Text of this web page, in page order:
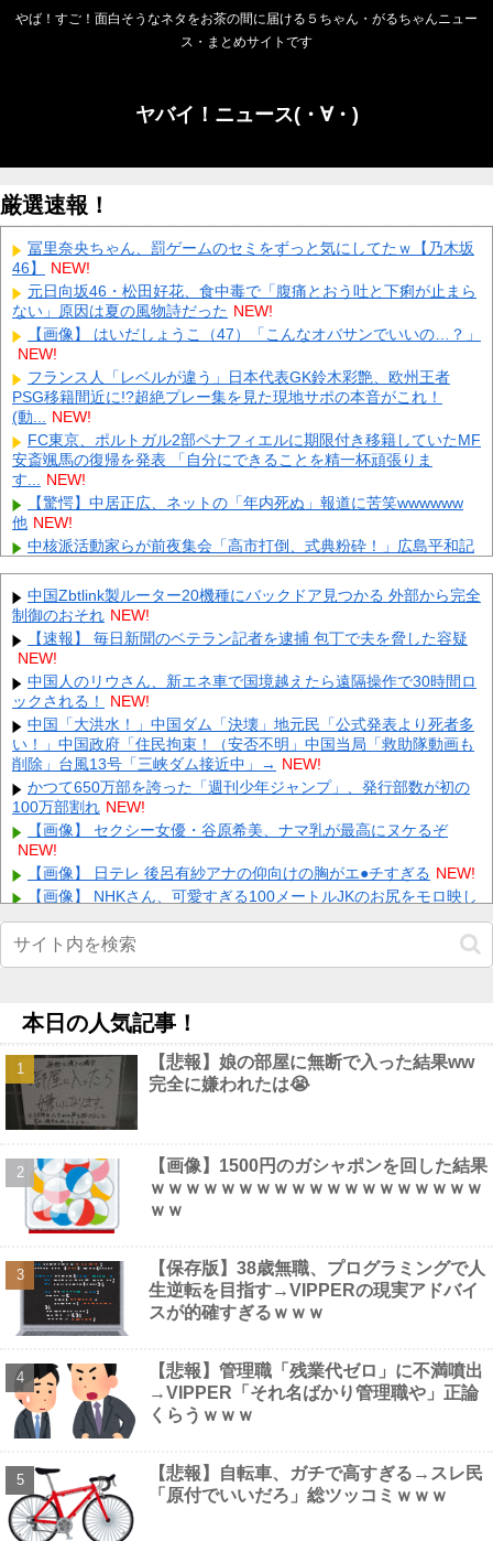
やば！すご！面白そうなネタをお茶の間に届ける５ちゃん・がるちゃんニュー
ス・まとめサイトです
ヤバイ！ニュース(・∀・)
厳選速報！
冨里奈央ちゃん、罰ゲームのセミをずっと気にしてたｗ【乃木坂
46】
NEW!
元日向坂46・松田好花、食中毒で「腹痛とおう吐と下痢が止まら
ない」原因は夏の風物詩だった NEW!
【画像】 はいだしょうこ（47）「こんなオバサンでいいの…？」
NEW!
フランス人「レベルが違う」日本代表GK鈴木彩艶、欧州王者
PSG移籍間近に!?超絶プレー集を見た現地サポの本音がこれ！
(動... NEW!
FC東京、ポルトガル2部ペナフィエルに期限付き移籍していたMF
安斎颯馬の復帰を発表 「自分にできることを精一杯頑張りま
す... NEW!
【驚愕】中居正広、ネットの「年内死ぬ」報道に苦笑wwwwww
他 NEW!
中核派活動家らが前夜集会「高市打倒、式典粉砕！」広島平和記
【にじ甲2026総括】怒涛の躍進が止まらない！宇佐美リト・不破
湊・フレン各監督が魅せる劇的ドラマと快進撃の記録を徹底プ
レ... NEW!
ドラクエのブーメランて複数の敵に当たって戻ってくるけど 他
NEW!
高市早苗さん、広島市長のスピーチで眠くなってしまう 他 NEW!
内田梨瑚受刑者「社会に戻りたいです」 NEW!
【画像】 福岡、こんなのが普通に走ってるｗｗｗｗｗｗｗｗｗｗ
ｗｗｗｗｗｗ NEW!
【衝撃】 イオンモール爆発事故、『とんでもない事実』が判明し
てしまう・・・・・・
【ＧＪ】 クラスに迷惑な池沼がいた。リーダー格のＡ「なんで支
援学級に入れないんですか？」先生「背の高い低いと同じで、こ
れ... NEW!
【画像】 日産が社運をかけて発売するSUVｗｗｗｗｗｗｗ NEW!
Powered by livedoor 相互RSS
中国Zbtlink製ルーター20機種にバックドア見つかる 外部から完全
制御のおそれ NEW!
【速報】 毎日新聞のベテラン記者を逮捕 包丁で夫を脅した容疑
NEW!
中国人のリウさん、新エネ車で国境越えたら遠隔操作で30時間ロ
ックされる！
NEW!
中国「大洪水！」中国ダム「決壊」地元民「公式発表より死者多
い！」中国政府「住民拘束！（安否不明」中国当局「救助隊動画も
削除」台風13号「三峡ダム接近中」→ NEW!
かつて650万部を誇った「週刊少年ジャンプ」、発行部数が初の
100万部割れ NEW!
【画像】 セクシー女優・谷原希美、ナマ乳が最高にヌケるぞ
NEW!
【画像】 日テレ 後呂有紗アナの仰向けの胸がエ●チすぎる NEW!
【画像】 NHKさん、可愛すぎる100メートルJKのお尻をモロ映し
消費税減税に反対していた財務省の面目が丸潰れに、減税が決ま
った途端に市場が動き出したが……他
20回以上届けた24歳女を逮捕他
【画像】 この∧∨女優さんで100万回抜いてるｗｗｗｗｗｗｗ
NEW!
大型バイクを新車で買うならカワサキZ900RSとホンダCB1000F
どっち？他 NEW!
①ファウル ②ファウル ③空振り三振 ←思いついた選手他
漫画グッズを大量注文→キャンセルを繰り返しまくった女、逮捕
される 被害総額〇〇億他 NEW!
Powered by livedoor 相互RSS
本日の人気記事！
【悲報】娘の部屋に無断で入った結果ww
完全に嫌われたは😭
【画像】1500円のガシャポンを回した結果
ｗｗｗｗｗｗｗｗｗｗｗｗｗｗｗｗｗｗｗ
ｗｗ
【保存版】38歳無職、プログラミングで人
生逆転を目指す→VIPPERの現実アドバイ
スが的確すぎるｗｗｗ
【悲報】管理職「残業代ゼロ」に不満噴出
→VIPPER「それ名ばかり管理職や」正論
くらうｗｗｗ
【悲報】自転車、ガチで高すぎる→スレ民
「原付でいいだろ」総ツッコミｗｗｗ